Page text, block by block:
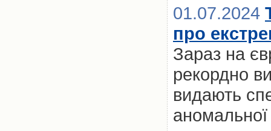
01.07.2024
про
Зараз на
рекордно
видають